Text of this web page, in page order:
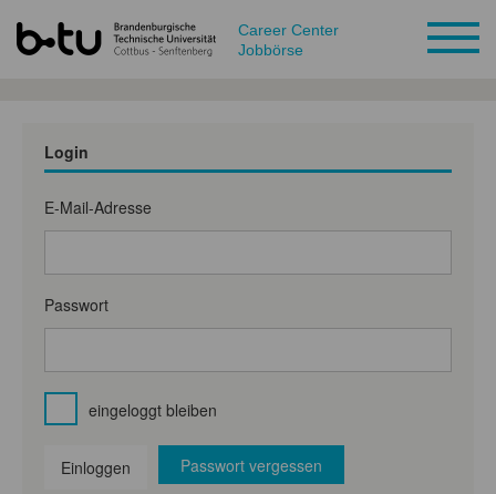
Career Center
Jobbörse
Login
E-Mail-Adresse
Passwort
eingeloggt bleiben
Einloggen Passwort vergessen